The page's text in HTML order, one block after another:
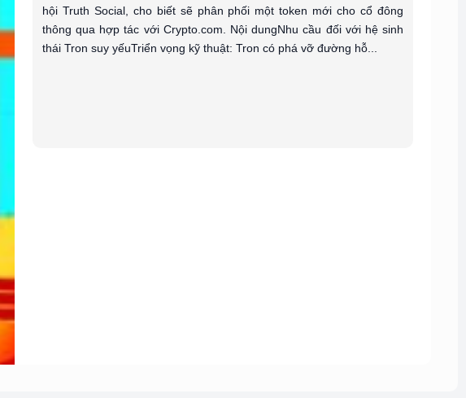
hội Truth Social, cho biết sẽ phân phối một token mới cho cổ đông
thông qua hợp tác với Crypto.com. Nội dungNhu cầu đối với hệ sinh
thái Tron suy yếuTriển vọng kỹ thuật: Tron có phá vỡ đường hỗ...